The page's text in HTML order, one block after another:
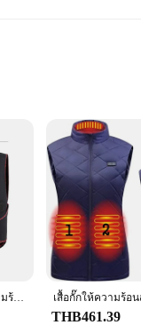
comfort. Crafted from
heat, keeping you
The vest's USB-
who are
เสื้อกั๊กอุ่น เสื้อกั๊กระบายความร้อนด้วยความร้อนกลางแจ้ง USB พับได้ เสื้อกั๊ก
THB461.39